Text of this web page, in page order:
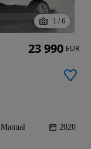
1 / 6
Manual 2020
23 990 EUR